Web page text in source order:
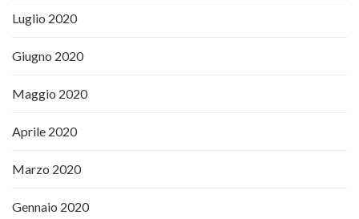
Luglio 2020
Giugno 2020
Maggio 2020
Aprile 2020
Marzo 2020
Gennaio 2020